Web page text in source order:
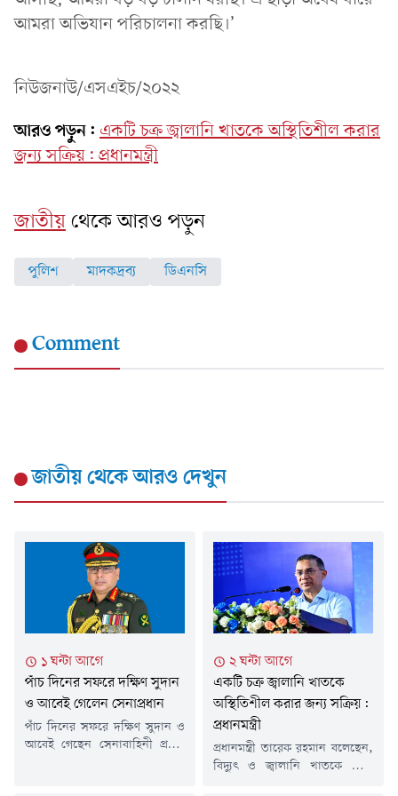
আমরা অভিযান পরিচালনা করছি।’
নিউজনাউ/এসএইচ/২০২২
আরও পড়ুন: একটি চক্র জ্বালানি খাতকে অস্থিতিশীল করার
জন্য সক্রিয়: প্রধানমন্ত্রী
জাতীয়থেকে আরও পড়ুন
পুলিশ মাদকদ্রব্য ডিএনসি
Comment
জাতীয়থেকে আরও দেখুন
১ ঘন্টা আগে
পাঁচ দিনের সফরে দক্ষিণ সুদান
ও আবেই গেলেন সেনাপ্রধান
পাঁচ দিনের সফরে দক্ষিণ সুদান ও
আবেই গেছেন সেনাবাহিনী প্রধান
২ ঘন্টা আগে
একটি চক্র জ্বালানি খাতকে
অস্থিতিশীল করার জন্য সক্রিয়:
প্রধানমন্ত্রী
প্রধানমন্ত্রী তারেক রহমান বলেছেন,
বিদ্যুৎ ও জ্বালানি খাতকে ঘিরে